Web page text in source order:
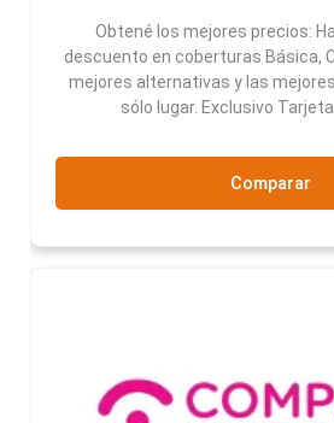
Obtené los mejores precios:
descuento en coberturas Básica,
mejores alternativas y las
sólo lugar. Exclusivo
Comparar